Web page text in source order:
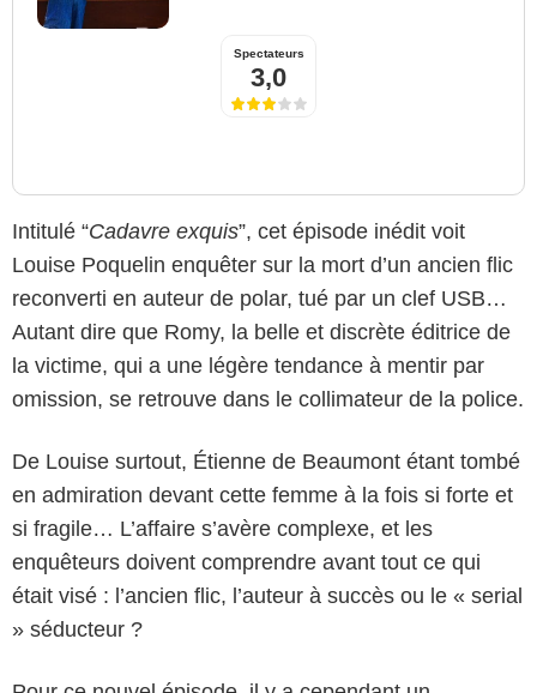
Spectateurs
3,0
Intitulé “Cadavre exquis”, cet épisode inédit voit
Louise Poquelin enquêter sur la mort d’un ancien flic
reconverti en auteur de polar, tué par un clef USB…
Autant dire que Romy, la belle et discrète éditrice de
la victime, qui a une légère tendance à mentir par
omission, se retrouve dans le collimateur de la police.
De Louise surtout, Étienne de Beaumont étant tombé
en admiration devant cette femme à la fois si forte et
si fragile… L’affaire s’avère complexe, et les
enquêteurs doivent comprendre avant tout ce qui
était visé : l’ancien flic, l’auteur à succès ou le « serial
» séducteur ?